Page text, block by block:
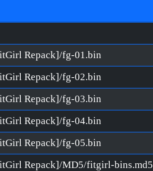
Repack]/fg-01.bin
Repack]/fg-02.bin
Repack]/fg-03.bin
Repack]/fg-04.bin
Repack]/fg-05.bin
Repack]/MD5/fitgirl-bins.md5